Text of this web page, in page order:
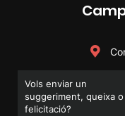
Vols enviar un
suggeriment, queixa o
felicitació?